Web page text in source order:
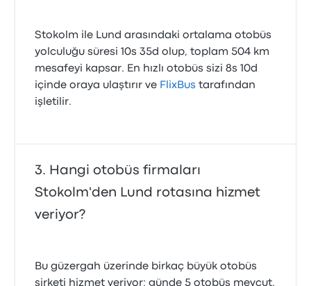
Stokolm ile Lund arasındaki ortalama otobüs
yolculuğu süresi 10s 35d olup, toplam 504 km
mesafeyi kapsar. En hızlı otobüs sizi 8s 10d
içinde oraya ulaştırır ve FlixBus tarafından
işletilir.
Hangi otobüs firmaları
Stokolm'den Lund rotasına hizmet
veriyor?
Bu güzergah üzerinde birkaç büyük otobüs
şirketi hizmet veriyor; günde 5 otobüs mevcut.